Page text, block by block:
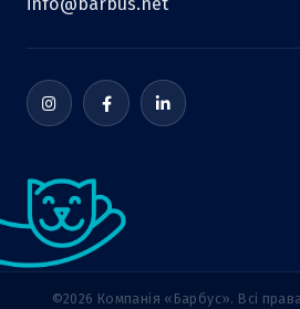
info@barbus.net
©2026 Компанія «Барбус». Всі